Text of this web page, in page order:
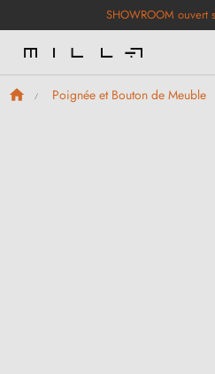
SHOWROOM ouvert
Poignée et Bouton de Meuble